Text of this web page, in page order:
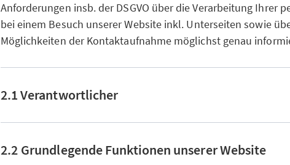
Anforderungen insb. der DSGVO über die Verarbeitung Ihrer
bei einem Besuch unserer Website inkl. Unterseiten sowie
Möglichkeiten der Kontaktaufnahme möglichst genau
2.1 Verantwortlicher
2.2 Grundlegende Funktionen unserer Website